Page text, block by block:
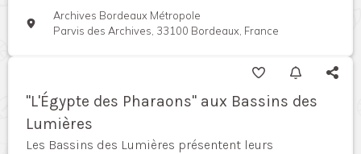
Archives Bordeaux Métropole
Parvis des Archives, 33100 Bordeaux, France
"L'Égypte des Pharaons" aux Bassins des
Lumières
Les Bassins des Lumières présentent leurs